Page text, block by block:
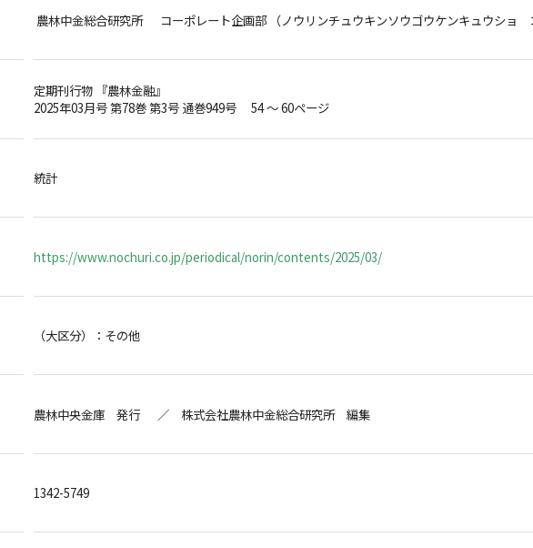
農林中金総合研究所 コーポレート企画部 （ノウリンチュウキンソウゴウケンキュウショ
定期刊行物 『農林金融』
2025年03月号 第78巻 第3号 通巻949号 54 ～ 60ページ
統計
https://www.nochuri.co.jp/periodical/norin/contents/2025/03/
（大区分）：その他
農林中央金庫 発行 ／ 株式会社農林中金総合研究所 編集
1342-5749